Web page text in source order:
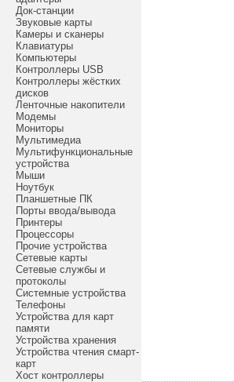
Док-станции
Звуковые карты
Камеры и сканеры
Клавиатуры
Компьютеры
Контроллеры USB
Контроллеры жёстких
дисков
Ленточные накопители
Модемы
Мониторы
Мультимедиа
Мультифункциональные
устройства
Мыши
Ноутбук
Планшетные ПК
Порты ввода/вывода
Принтеры
Процессоры
Прочие устройства
Сетевые карты
Сетевые службы и
протоколы
Системные устройства
Телефоны
Устройства для карт
памяти
Устройства хранения
Устройства чтения смарт-
карт
Хост контроллеры